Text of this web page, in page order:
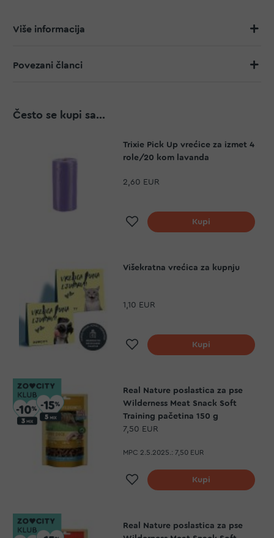
Više informacija
Povezani članci
Često se kupi sa...
Trixie Pick Up vrećice za izmet 4
role/20 kom lavanda
2,60 EUR
Dodaj na listu želja
Kupi
Višekratna vrećica za kupnju
1,10 EUR
Dodaj na listu želja
Kupi
Real Nature poslastica za pse
Wilderness Meat Snack Soft
Training pačetina 150 g
7,50 EUR
MPC 2.5.2025.: 7,50 EUR
Dodaj na listu želja
Kupi
Real Nature poslastica za pse